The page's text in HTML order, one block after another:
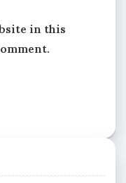
in this